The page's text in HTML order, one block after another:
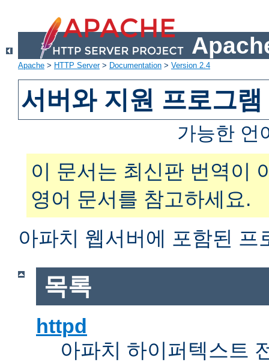
Apache > HTTP Server> Documentation > Version 2.4
서버와 지원 프로그램
가능한 언
이 문서는 최신판 번역이
영어 문서를 참고하세요.
아파치 웹서버에 포함된 프
목록
httpd
아파치 하이퍼텍스트